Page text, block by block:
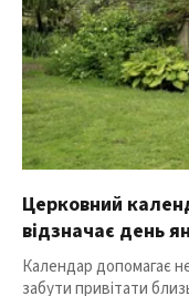
Церковний
відзначає день
Календар допомагає
забути привітати